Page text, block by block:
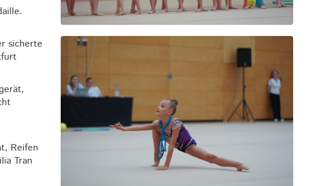
sicherte
Reifen
Tran